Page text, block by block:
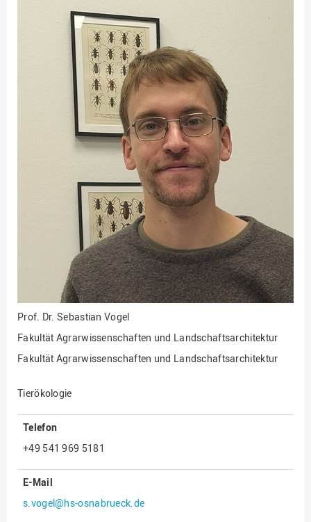
Ingenieurwissenschaften
und Informatik
Fakultät Management,
Kultur und Technik
Fakultät Wirtschafts- und
Sozialwissenschaften
Forschung, Kooperation,
Gebäude und Technik
Gesellschaftliches
Engagement
Gleichstellungsbüro
Hochschulleitung
Hochschulplanung/-
strategie
Innenrevision
Institut für Musik
Kommunikation und
Marketing
Personal
Personalentwicklung
Prof. Dr. Sebastian Vogel
Fakultät Agrarwissenschaften und Landschaftsarchitektur
Fakultät Agrarwissenschaften und Landschaftsarchitektur
Tierökologie
Telefon
+49 541 969 5181
E-Mail
s.vogel@hs-osnabrueck.de